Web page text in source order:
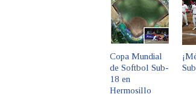
Copa Mundial
de Softbol Sub-
18 en
Hermosillo